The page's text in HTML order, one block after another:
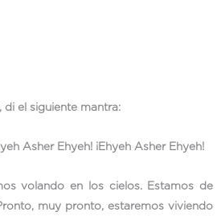
di el siguiente mantra:
Asher Ehyeh! ¡Ehyeh Asher Ehyeh!
volando en los cielos. Estamos de
muy pronto, estaremos viviendo